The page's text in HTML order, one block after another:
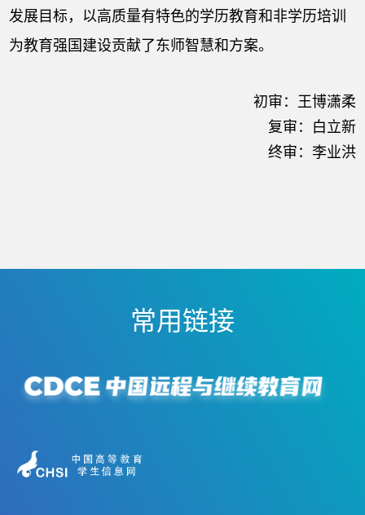
发展目标，以高质量有特色的学历教育和非学历培训
为教育强国建设贡献了东师智慧和方案。
初审：王博潇柔
复审：白立新
终审：李业洪
常用链接